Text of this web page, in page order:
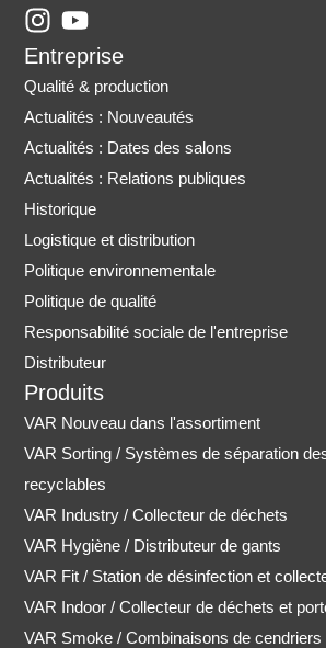
I
n
s
t
a
g
r
a
m
Y
o
u
t
u
b
e
Entreprise
Qualité & production
Actualités : Nouveautés
Actualités : Dates des salons
Actualités : Relations publiques
Historique
Logistique et distribution
Politique environnementale
Politique de qualité
Responsabilité sociale de l'entreprise
Distributeur
Produits
VAR Nouveau dans l'assortiment
VAR Sorting / Systèmes de séparation
recyclables
VAR Industry / Collecteur de déchets
VAR Hygiène / Distributeur de gants
VAR Fit / Station de désinfection et
VAR Indoor / Collecteur de déchets et
VAR Smoke / Combinaisons de cendriers